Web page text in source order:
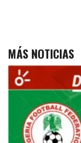
MÁS NOTICIAS